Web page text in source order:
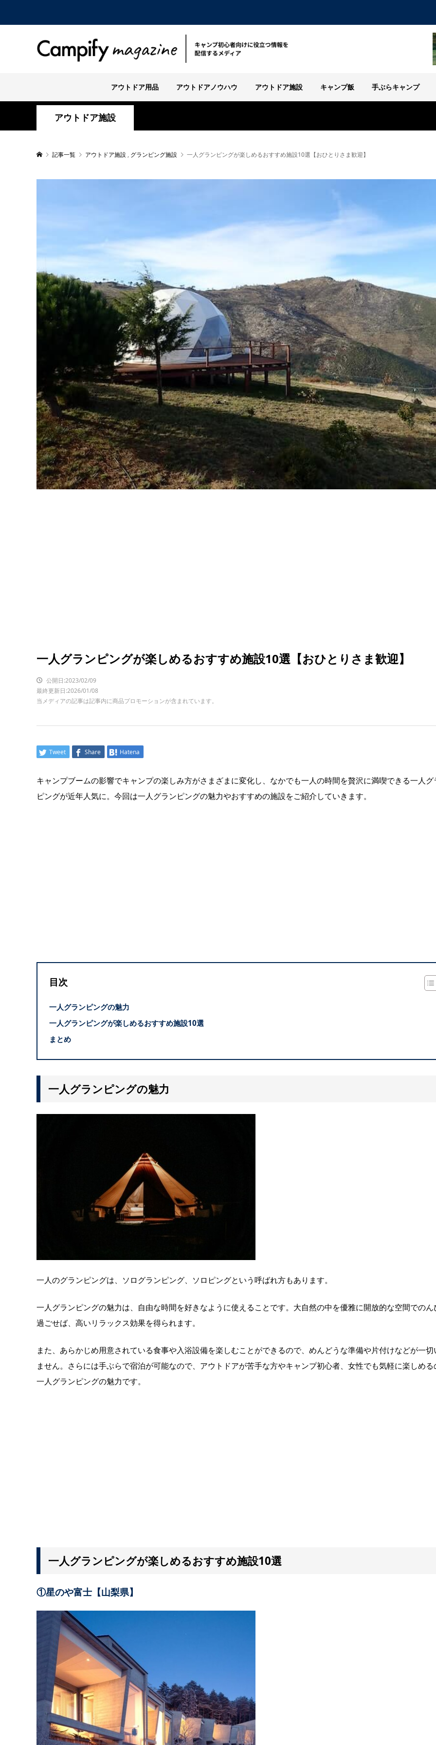
アウトドア用品 アウトドアノウハウ アウトドア施設 キャンプ飯 手ぶらキャンプ
アウトドア施設
記事一覧 アウトドア施設 , グランピング施設 一人グランピングが楽しめるおすすめ施設10選【おひとりさま歓迎】
一人グランピングが楽しめるおすすめ施設10選【おひとりさま歓迎】
公開日:2023/02/09
最終更新日:2026/01/08
当メディアの記事は記事内に商品プロモーションが含まれています。
Tweet Share Hatena
キャンプブームの影響でキャンプの楽しみ方がさまざまに変化し、なかでも一人の時間を贅沢に満喫できる一人グ
ピングが近年人気に。今回は一人グランピングの魅力やおすすめの施設をご紹介していきます。
目次
一人グランピングの魅力
一人グランピングが楽しめるおすすめ施設10選
まとめ
一人グランピングの魅力
一人のグランピングは、ソログランピング、ソロピングという呼ばれ方もあります。
一人グランピングの魅力は、自由な時間を好きなように使えることです。大自然の中を優雅に開放的な空間でのん
過ごせば、高いリラックス効果を得られます。
また、あらかじめ用意されている食事や入浴設備を楽しむことができるので、めんどうな準備や片付けなどが一切
ません。さらには手ぶらで宿泊が可能なので、アウトドアが苦手な方やキャンプ初心者、女性でも気軽に楽しめる
一人グランピングの魅力です。
一人グランピングが楽しめるおすすめ施設10選
①星のや富士【山梨県】